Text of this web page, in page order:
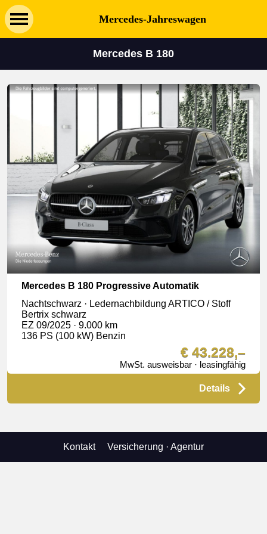
Mercedes-Jahreswagen
Mercedes B 180
Mercedes B 180 Progressive Automatik
Nachtschwarz · Ledernachbildung ARTICO / Stoff
Bertrix schwarz
EZ 09/2025 · 9.000 km
136 PS (100 kW) Benzin
€ 43.228,–
MwSt. ausweisbar · leasingfähig
Details
Kontakt Versicherung · Agentur